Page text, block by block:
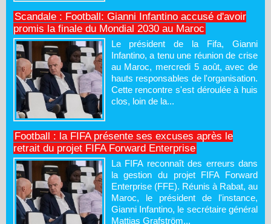
Scandale : Football: Gianni Infantino accusé d'avoir
promis la finale du Mondial 2030 au Maroc
Le président de la Fifa, Gianni
Infantino, a tenu une réunion de crise
au Maroc, mercredi 5 août, avec de
hauts responsables de l'organisation.
Cette rencontre s'est déroulée à huis
clos, loin de la...
Football : la FIFA présente ses excuses après le
retrait du projet FIFA Forward Enterprise
La FIFA reconnaît des erreurs dans
la gestion du projet FIFA Forward
Enterprise (FFE). Réunis à Rabat, au
Maroc, le président de l'instance,
Gianni Infantino, le secrétaire général
Mattias Grafström...